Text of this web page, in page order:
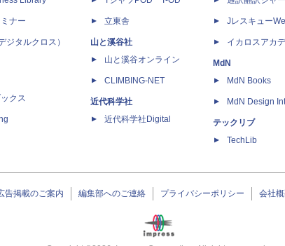
ナー
ジタルクロス）
クス
立東舎
山と溪谷社
山と溪谷オンライン
CLIMBING-NET
近代科学社
近代科学社Digital
Jレスキュー
イカロスアカ
MdN
MdN Books
MdN Design
テックリブ
TechLib
告掲載のご案内 編集部へのご連絡 プライバシーポリシー 会社